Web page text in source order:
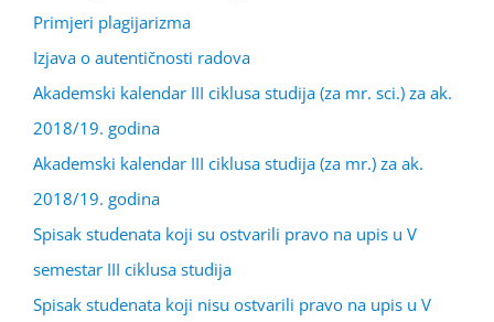
Primjeri plagijarizma
Izjava o autentičnosti radova
Akademski kalendar III ciklusa studija (za mr. sci.) za ak.
2018/19. godina
Akademski kalendar III ciklusa studija (za mr.) za ak.
2018/19. godina
Spisak studenata koji su ostvarili pravo na upis u V
semestar III ciklusa studija
Spisak studenata koji nisu ostvarili pravo na upis u V